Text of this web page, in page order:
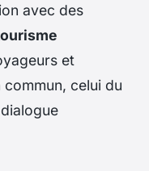
avec des
et
celui du